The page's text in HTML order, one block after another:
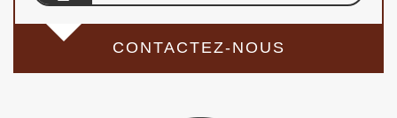
CONTACTEZ-NOUS